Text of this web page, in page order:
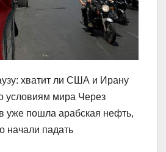
хватит ли США и Ирану
условиям мира Через
уже пошла арабская нефть,
начали падать